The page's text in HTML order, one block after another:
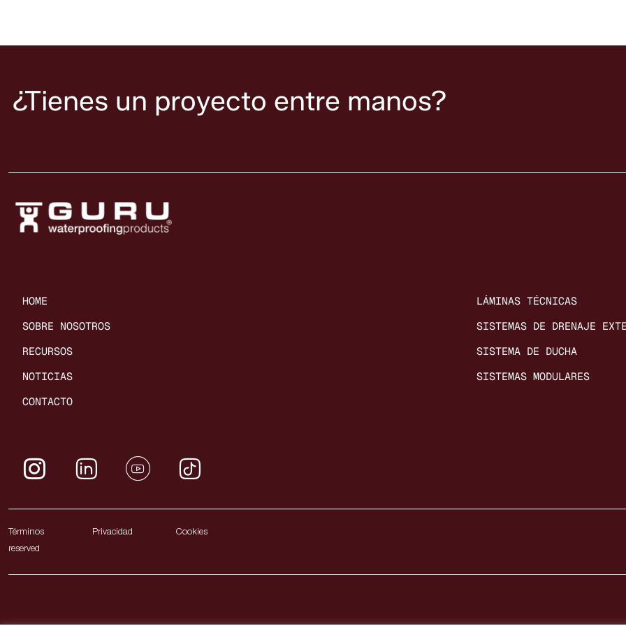
¿Tienes un proyecto entre manos?
HOME
SOBRE NOSOTROS
RECURSOS
NOTICIAS
CONTACTO
LÁMINAS TÉCNICAS
SISTEMAS DE DRENAJE
SISTEMA DE DUCHA
SISTEMAS MODULARES
Términos Privacidad Cookies ©
reserved